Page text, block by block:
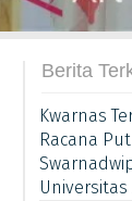
Berita
Kwarnas
Racana